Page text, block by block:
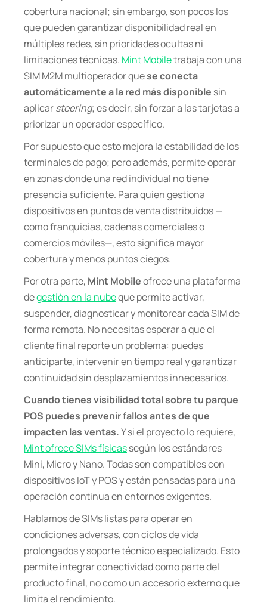
cobertura nacional; sin embargo, son pocos los
que pueden garantizar disponibilidad real en
múltiples redes, sin prioridades ocultas ni
limitaciones técnicas. Mint Mobiletrabaja con una
SIM M2M multioperador quese conecta
automáticamente a la red más disponible sin
aplicarsteering; es decir, sin forzar a las tarjetas a
priorizar un operador específico.
Por supuesto que esto mejora la estabilidad de los
terminales de pago; pero además, permite operar
en zonas donde una red individual no tiene
presencia suficiente. Para quien gestiona
dispositivos en puntos de venta distribuidos —
como franquicias, cadenas comerciales o
comercios móviles—, esto significa mayor
cobertura y menos puntos ciegos.
Por otra parte, Mint Mobileofrece una plataforma
degestión en la nubeque permite activar,
suspender, diagnosticar y monitorear cada SIM de
forma remota. No necesitas esperar a que el
cliente final reporte un problema: puedes
anticiparte, intervenir en tiempo real y garantizar
continuidad sin desplazamientos innecesarios.
Cuando tienes visibilidad total sobre tu parque
POS puedes prevenir fallos antes de que
impacten las ventas.Y si el proyecto lo requiere,
Mint ofrece SIMs físicassegún los estándares
Mini, Micro y Nano. Todas son compatibles con
dispositivos IoT y POS y están pensadas para una
operación continua en entornos exigentes.
Hablamos de SIMs listas para operar en
condiciones adversas, con ciclos de vida
prolongados y soporte técnico especializado. Esto
permite integrar conectividad como parte del
producto final, no como un accesorio externo que
limita el rendimiento.